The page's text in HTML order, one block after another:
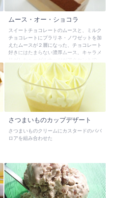
ムース・オー・ショコラ
スイートチョコレートのムースと、ミルク
チョコレートにプラリネ・ノワゼットを加
えたムースが２層になった、チョコレート
好きにはたまらない濃厚ムース。キャラメ
さつまいものカップデザート
さつまいものクリームにカスタードのババ
ロアを組み合わせた